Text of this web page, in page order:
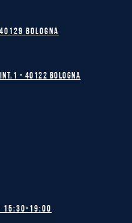
BOLOGNA
- 40122 BOLOGNA
19:00